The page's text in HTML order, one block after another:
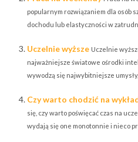
popularnym rozwiązaniem dla osób
dochodu lub elastyczności w
Uczelnie wyższe Uczelnie
najważniejsze światowe ośrodki
wywodzą się najwybitniejsze umysły,
Czy warto chodzić na
się, czy warto poświęcać czas na
wydają się one monotonnie i nieco